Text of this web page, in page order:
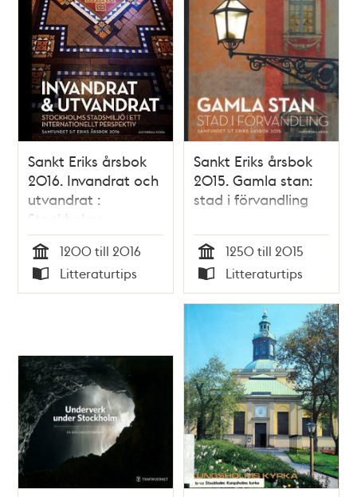
Sankt Eriks årsbok
2016. Invandrat och
utvandrat :
Stockholms
stadsmiljö i ett
internationellt
perspektiv
Tid
1200 till 2016
Typ
Litteraturtips
Sankt Eriks årsbok
2015. Gamla stan:
stad i förvandling
Tid
1250 till 2015
Typ
Litteraturtips